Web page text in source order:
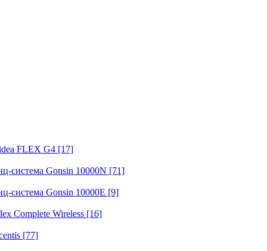
FLEX G4 [17]
система Gonsin 10000N [71]
система Gonsin 10000E [9]
Complete Wireless [16]
[77]